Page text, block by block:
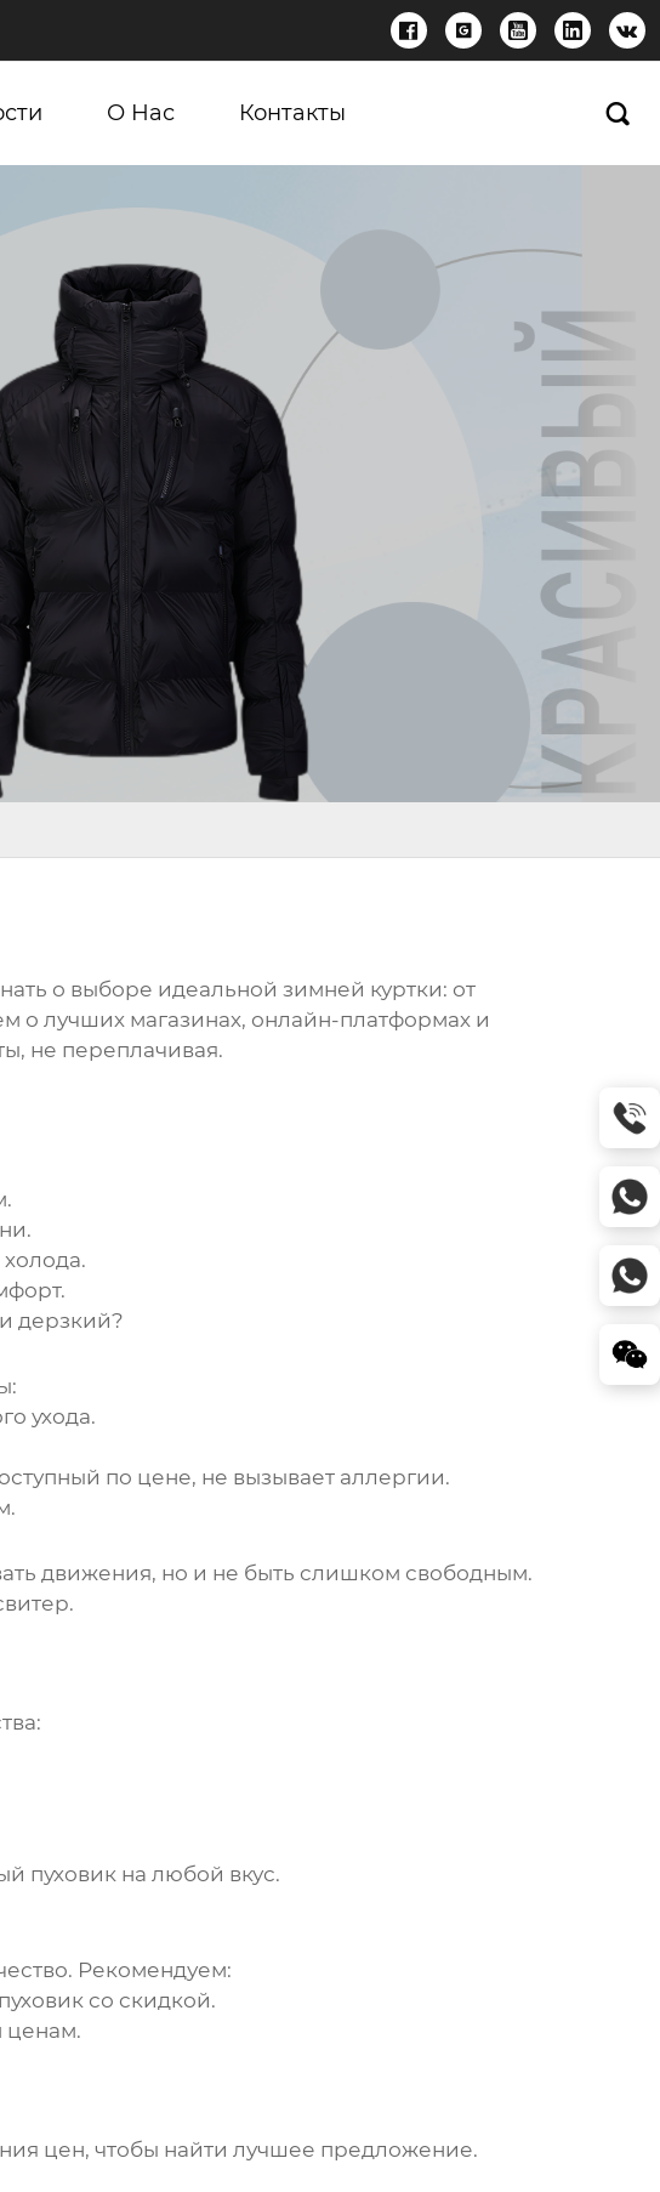
    
О Нас Контакты 
о выборе идеальной зимней куртки: от
о лучших магазинах, онлайн-платформах и
не переплачивая.
дерзкий?
ухода.
по цене, не вызывает аллергии.
движения, но и не быть слишком свободным.
пуховикна любой вкус.
Рекомендуем:
со скидкой.
ценам.
цен, чтобы найти лучшее предложение.